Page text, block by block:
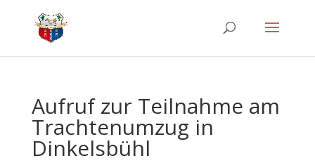
Aufruf zur Teilnahme am
Trachtenumzug in
Dinkelsbühl